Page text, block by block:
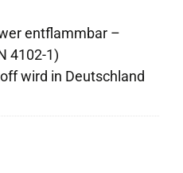
entflammbar –
4102-1)
wird in Deutschland